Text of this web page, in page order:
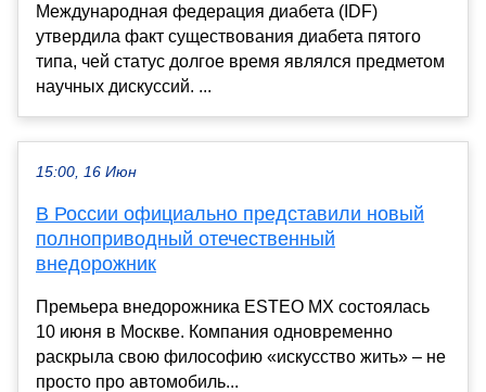
Международная федерация диабета (IDF)
утвердила факт существования диабета пятого
типа, чей статус долгое время являлся предметом
научных дискуссий. ...
15:00, 16 Июн
В России официально представили новый
полноприводный отечественный
внедорожник
Премьера внедорожника ESTEO MX состоялась
10 июня в Москве. Компания одновременно
раскрыла свою философию «искусство жить» – не
просто про автомобиль...